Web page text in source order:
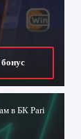
в БК Pari